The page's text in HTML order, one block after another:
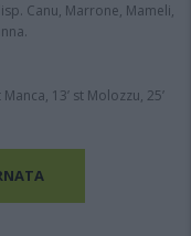
Canu, Marrone, Mameli,
13’ st Molozzu, 25’